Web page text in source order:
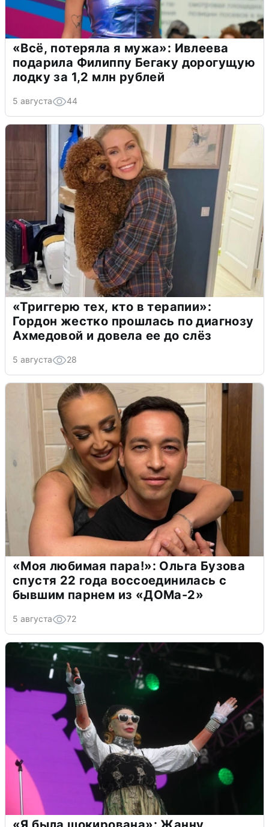
«Всё, потеряла я мужа»: Ивлеева
подарила Филиппу Бегаку дорогущую
лодку за 1,2 млн рублей
5 августа 44
«Триггерю тех, кто в терапии»:
Гордон жестко прошлась по диагнозу
Ахмедовой и довела ее до слёз
5 августа 28
«Моя любимая пара!»: Ольга Бузова
спустя 22 года воссоединилась с
бывшим парнем из «ДОМа-2»
5 августа 72